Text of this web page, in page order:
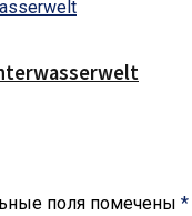
поля помечены *